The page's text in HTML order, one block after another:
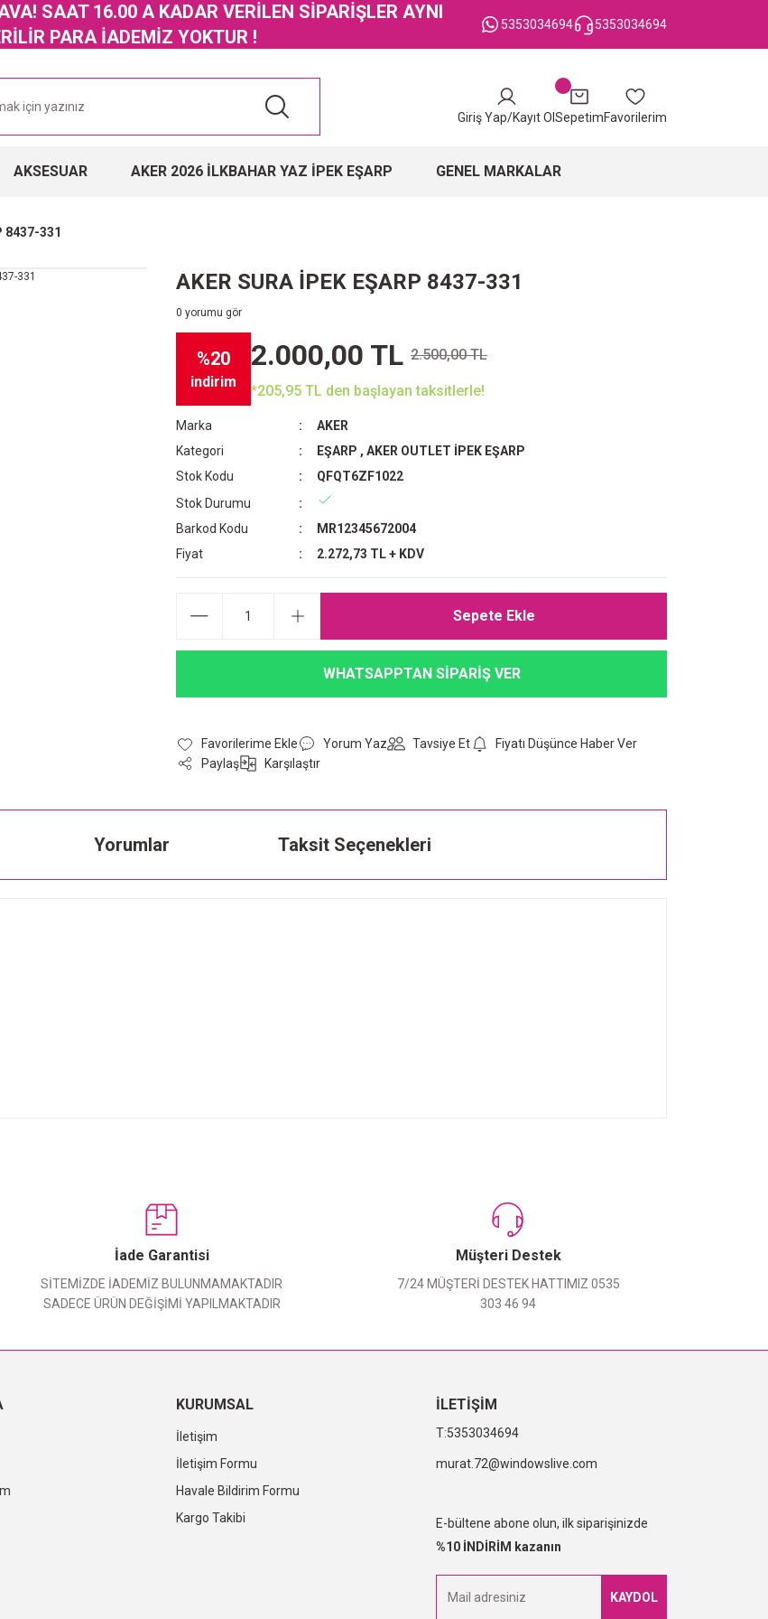
SAAT 16.00 A KADAR VERİLEN SİPARİŞLER AYNI
PARA İADEMİZ YOKTUR !
5353034694 5353034694
Giriş Yap/Kayıt Ol SepetimFavorilerim
AKSESUAR AKER 2026 İLKBAHAR YAZ İPEK EŞARP GENEL MARKALAR
8437-331
AKER SURA İPEK EŞARP 8437-331
0 yorumu gör
%20
indirim
2.000,00 TL 2.500,00 TL
*205,95 TL den başlayan taksitlerle!
Marka
AKER
Kategori
EŞARP , AKER OUTLET İPEK EŞARP
Stok Kodu
QFQT6ZF1022
Stok Durumu
Barkod Kodu
MR12345672004
Fiyat
2.272,73 TL + KDV
Sepete Ekle
WHATSAPPTAN SİPARİŞ VER
Yorum Yaz Tavsiye Et
Fiyatı Düşünce Haber Ver
Paylaş
Karşılaştır
Yorumlar Taksit Seçenekleri
Yorum Yaz
İade Garantisi
SİTEMİZDE İADEMİZ BULUNMAMAKTADIR
SADECE ÜRÜN DEĞİŞİMİ YAPILMAKTADIR
Müşteri Destek
7/24 MÜŞTERİ DESTEK HATTIMIZ 0535
303 46 94
KURUMSAL
İletişim
İletişim Formu
Havale Bildirim Formu
Kargo Takibi
İLETİŞİM
5353034694
murat.72@windowslive.com
E-bültene abone olun, ilk siparişinizde
%10 İNDİRİM kazanın
KAYDOL